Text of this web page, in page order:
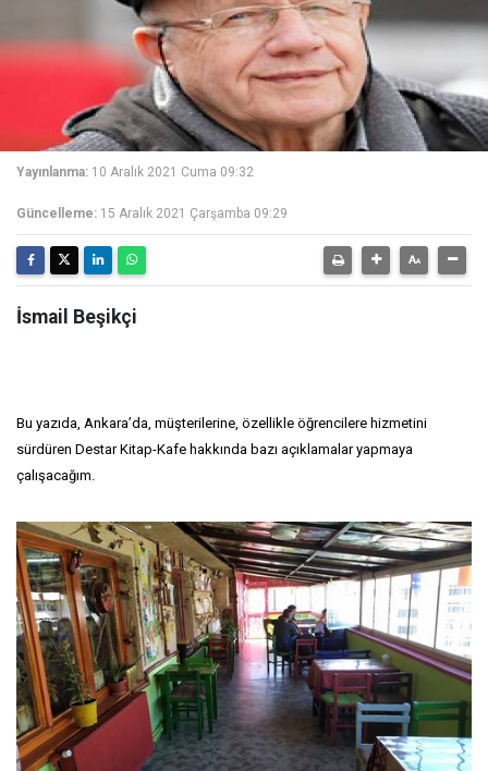
Yayınlanma: 10 Aralık 2021 Cuma 09:32
Güncelleme: 15 Aralık 2021 Çarşamba 09:29
İsmail Beşikçi
Bu yazıda, Ankara’da, müşterilerine, özellikle öğrencilere hizmetini
sürdüren Destar Kitap-Kafe hakkında bazı açıklamalar yapmaya
çalışacağım.